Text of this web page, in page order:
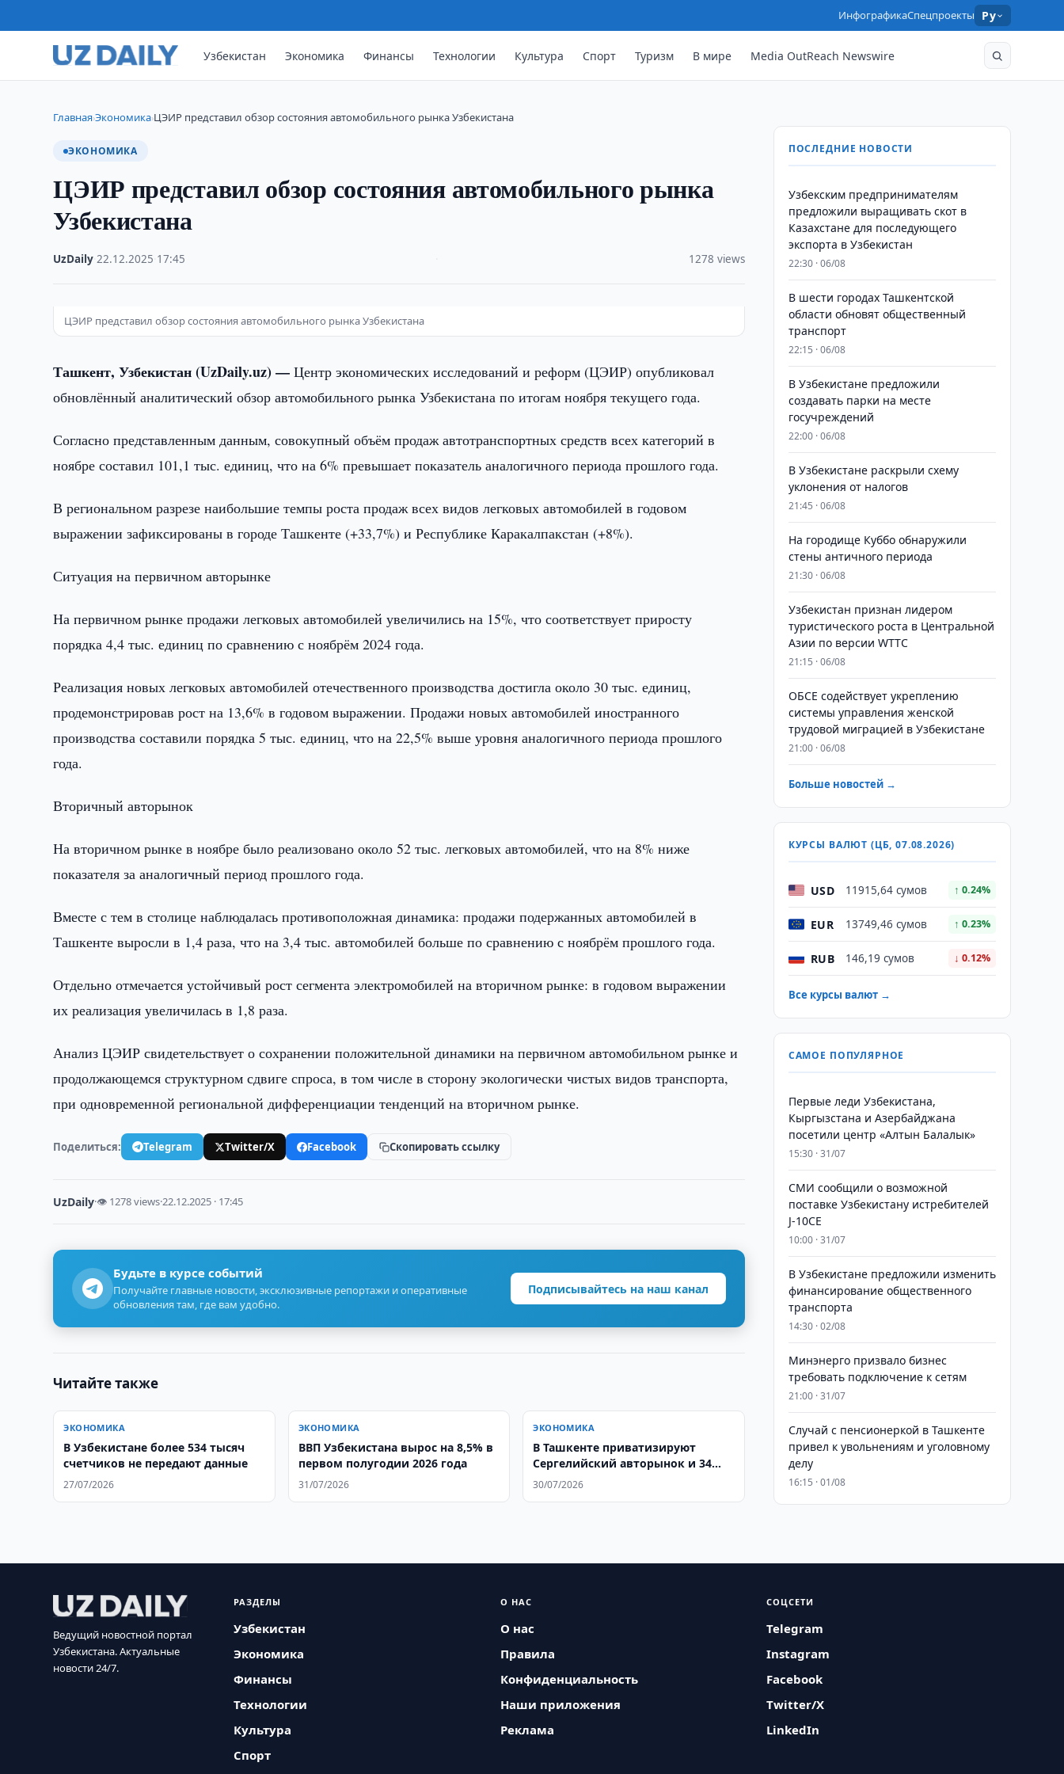
ИнфографикаСпецпроекты Ру
Узбекистан Экономика Финансы Технологии Культура Спорт Туризм В мире Media OutReach Newswire
Главная›Экономика›ЦЭИР представил обзор состояния автомобильного рынка Узбекистана
ЭКОНОМИКА
ЦЭИР представил обзор состояния автомобильного рынка
Узбекистана
UzDaily ·22.12.2025 17:45 1278 views
ЦЭИР представил обзор состояния автомобильного рынка Узбекистана
Ташкент, Узбекистан (UzDaily.uz) —Центр экономических исследований и реформ (ЦЭИР) опубликовал
обновлённый аналитический обзор автомобильного рынка Узбекистана по итогам ноября текущего года.
Согласно представленным данным, совокупный объём продаж автотранспортных средств всех категорий в
ноябре составил 101,1 тыс. единиц, что на 6% превышает показатель аналогичного периода прошлого года.
В региональном разрезе наибольшие темпы роста продаж всех видов легковых автомобилей в годовом
выражении зафиксированы в городе Ташкенте (+33,7%) и Республике Каракалпакстан (+8%).
Ситуация на первичном авторынке
На первичном рынке продажи легковых автомобилей увеличились на 15%, что соответствует приросту
порядка 4,4 тыс. единиц по сравнению с ноябрём 2024 года.
Реализация новых легковых автомобилей отечественного производства достигла около 30 тыс. единиц,
продемонстрировав рост на 13,6% в годовом выражении. Продажи новых автомобилей иностранного
производства составили порядка 5 тыс. единиц, что на 22,5% выше уровня аналогичного периода прошлого
года.
Вторичный авторынок
На вторичном рынке в ноябре было реализовано около 52 тыс. легковых автомобилей, что на 8% ниже
показателя за аналогичный период прошлого года.
Вместе с тем в столице наблюдалась противоположная динамика: продажи подержанных автомобилей в
Ташкенте выросли в 1,4 раза, что на 3,4 тыс. автомобилей больше по сравнению с ноябрём прошлого года.
Отдельно отмечается устойчивый рост сегмента электромобилей на вторичном рынке: в годовом выражении
их реализация увеличилась в 1,8 раза.
Анализ ЦЭИР свидетельствует о сохранении положительной динамики на первичном автомобильном рынке и
продолжающемся структурном сдвиге спроса, в том числе в сторону экологически чистых видов транспорта,
при одновременной региональной дифференциации тенденций на вторичном рынке.
Поделиться: Telegram Twitter/X Facebook Скопировать ссылку
UzDaily·👁 1278 views·22.12.2025 · 17:45
Будьте в курсе событий
Получайте главные новости, эксклюзивные репортажи и оперативные
обновления там, где вам удобно.
Подписывайтесь на наш канал
Читайте также
ЭКОНОМИКА
В Узбекистане более 534 тысяч
счетчиков не передают данные
27/07/2026
ЭКОНОМИКА
ВВП Узбекистана вырос на 8,5% в
первом полугодии 2026 года
31/07/2026
ЭКОНОМИКА
В Ташкенте приватизируют
Сергелийский авторынок и 34
объекта
30/07/2026
ПОСЛЕДНИЕ НОВОСТИ
Узбекским предпринимателям
предложили выращивать скот в
Казахстане для последующего
экспорта в Узбекистан
22:30 · 06/08
В шести городах Ташкентской
области обновят общественный
транспорт
22:15 · 06/08
В Узбекистане предложили
создавать парки на месте
госучреждений
22:00 · 06/08
В Узбекистане раскрыли схему
уклонения от налогов
21:45 · 06/08
На городище Куббо обнаружили
стены античного периода
21:30 · 06/08
Узбекистан признан лидером
туристического роста в Центральной
Азии по версии WTTC
21:15 · 06/08
ОБСЕ содействует укреплению
системы управления женской
трудовой миграцией в Узбекистане
21:00 · 06/08
Больше новостей →
КУРСЫ ВАЛЮТ (ЦБ, 07.08.2026)
USD 11915,64 сумов ↑ 0.24%
EUR 13749,46 сумов ↑ 0.23%
RUB 146,19 сумов ↓ 0.12%
Все курсы валют →
САМОЕ ПОПУЛЯРНОЕ
Первые леди Узбекистана,
Кыргызстана и Азербайджана
посетили центр «Алтын Балалык»
15:30 · 31/07
СМИ сообщили о возможной
поставке Узбекистану истребителей
J-10CE
10:00 · 31/07
В Узбекистане предложили изменить
финансирование общественного
транспорта
14:30 · 02/08
Минэнерго призвало бизнес
требовать подключение к сетям
21:00 · 31/07
Случай с пенсионеркой в Ташкенте
привел к увольнениям и уголовному
делу
16:15 · 01/08
Ведущий новостной портал
Узбекистана. Актуальные
новости 24/7.
РАЗДЕЛЫ
Узбекистан
Экономика
Финансы
Технологии
Культура
Спорт
О НАС
О нас
Правила
Конфиденциальность
Наши приложения
Реклама
СОЦСЕТИ
Telegram
Instagram
Facebook
Twitter/X
LinkedIn